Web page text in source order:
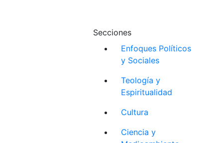
Secciones
Enfoques Políticos
y Sociales
Teología y
Espiritualidad
Cultura
Ciencia y